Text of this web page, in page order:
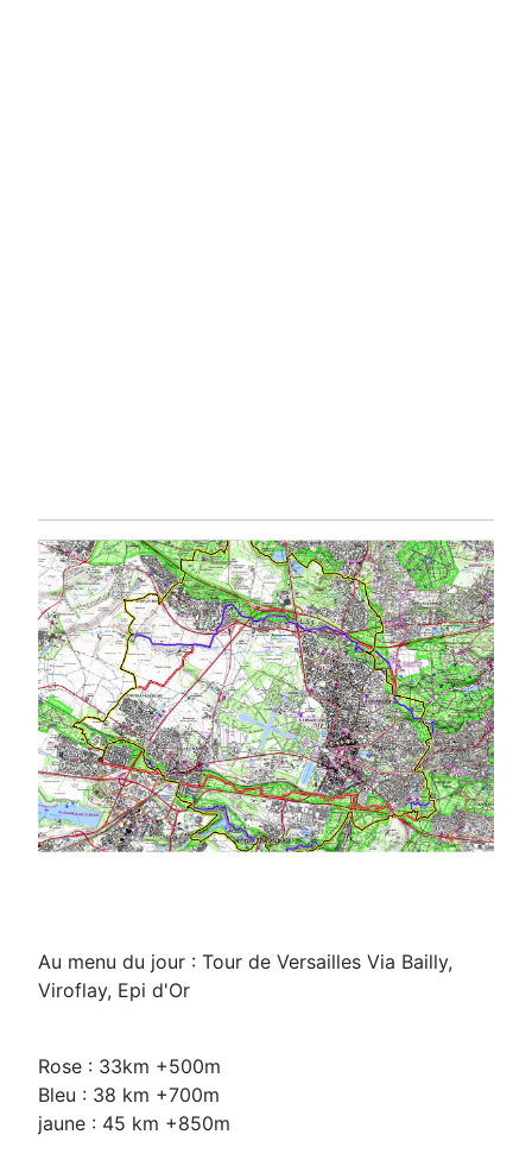
Au menu du jour : Tour de Versailles Via Bailly,
Viroflay, Epi d'Or
Rose : 33km +500m
Bleu : 38 km +700m
jaune : 45 km +850m